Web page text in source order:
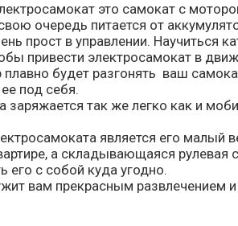
это самокат с
очередь питается от
прост в управлении. Научиться
привести электросамокат в
будет разгонять ваш
под себя.
заряжается так же легко как и
является его малый
а складывающаяся рулевая
его с собой куда угодно.
вам прекрасным развлечением